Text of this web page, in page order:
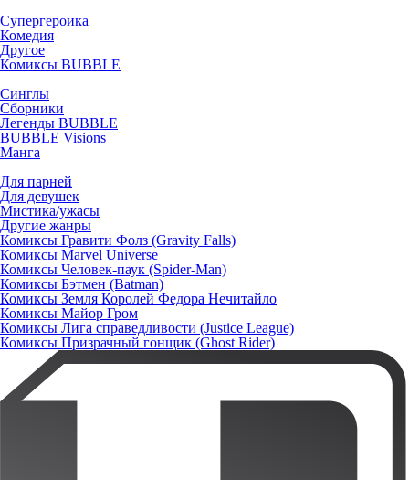
Супергероика
Комедия
Другое
Комиксы BUBBLE
Синглы
Сборники
Легенды BUBBLE
BUBBLE Visions
Манга
Для парней
Для девушек
Мистика/ужасы
Другие жанры
Комиксы Гравити Фолз (Gravity Falls)
Комиксы Marvel Universe
Комиксы Человек-паук (Spider-Man)
Комиксы Бэтмен (Batman)
Комиксы Земля Королей Федора Нечитайло
Комиксы Майор Гром
Комиксы Лига справедливости (Justice League)
Комиксы Призрачный гонщик (Ghost Rider)